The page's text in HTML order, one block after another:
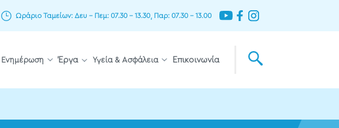
Ωράριο Ταμείων: Δευ – Πεμ: 07.30 – 13.30, Παρ: 07.30 – 13.00
Ενημέρωση Έργα Υγεία & Ασφάλεια Επικοινωνία